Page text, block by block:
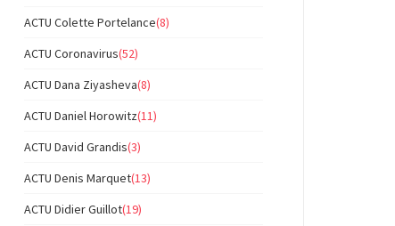
ACTU Colette Portelance(8)
ACTU Coronavirus(52)
ACTU Dana Ziyasheva(8)
ACTU Daniel Horowitz(11)
ACTU David Grandis(3)
ACTU Denis Marquet(13)
ACTU Didier Guillot(19)